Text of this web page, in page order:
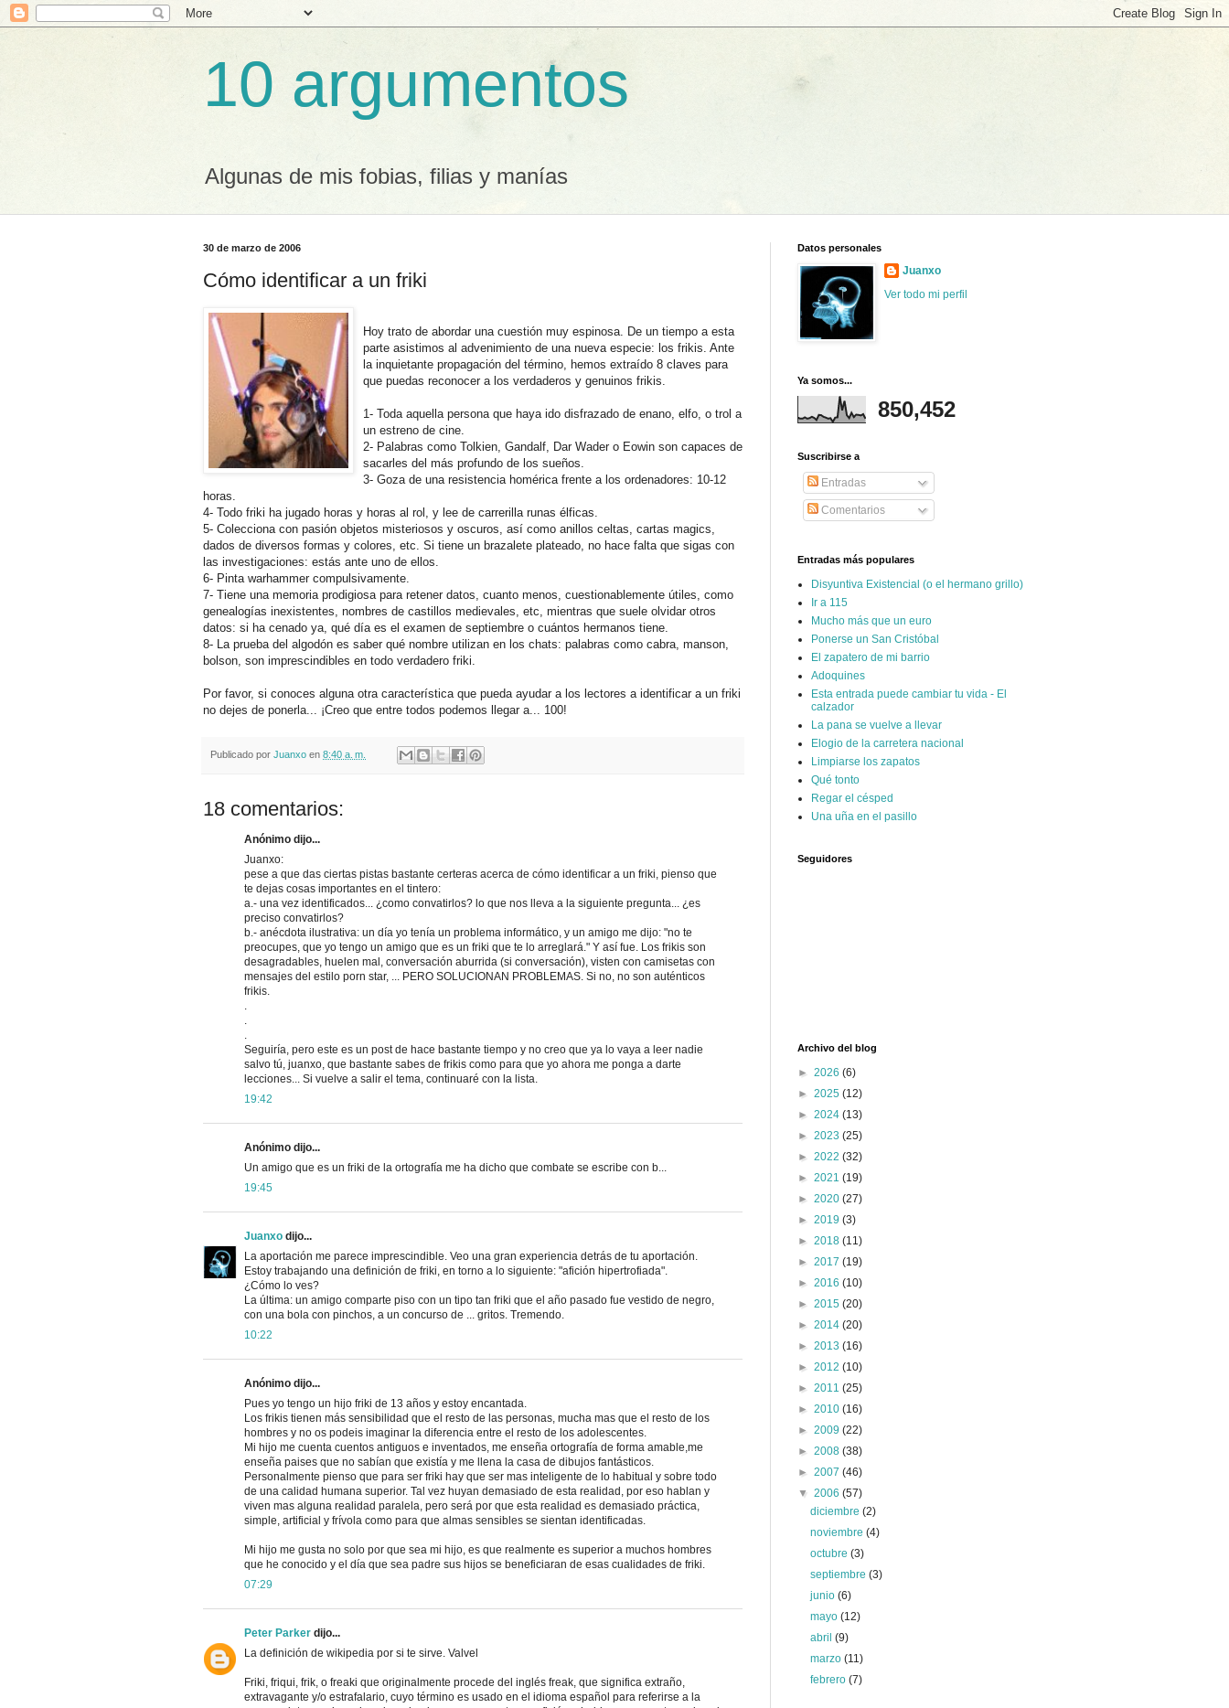
10 argumentos
Algunas de mis fobias, filias y manías
30 de marzo de 2006
Cómo identificar a un friki
Hoy trato de abordar una cuestión muy espinosa. De un tiempo a esta
parte asistimos al advenimiento de una nueva especie: los frikis. Ante
la inquietante propagación del término, hemos extraído 8 claves para
que puedas reconocer a los verdaderos y genuinos frikis.
1- Toda aquella persona que haya ido disfrazado de enano, elfo, o trol a
un estreno de cine.
2- Palabras como Tolkien, Gandalf, Dar Wader o Eowin son capaces de
sacarles del más profundo de los sueños.
3- Goza de una resistencia homérica frente a los ordenadores: 10-12
horas.
4- Todo friki ha jugado horas y horas al rol, y lee de carrerilla runas élficas.
5- Colecciona con pasión objetos misteriosos y oscuros, así como anillos celtas, cartas magics,
dados de diversos formas y colores, etc. Si tiene un brazalete plateado, no hace falta que sigas con
las investigaciones: estás ante uno de ellos.
6- Pinta warhammer compulsivamente.
7- Tiene una memoria prodigiosa para retener datos, cuanto menos, cuestionablemente útiles, como
genealogías inexistentes, nombres de castillos medievales, etc, mientras que suele olvidar otros
datos: si ha cenado ya, qué día es el examen de septiembre o cuántos hermanos tiene.
8- La prueba del algodón es saber qué nombre utilizan en los chats: palabras como cabra, manson,
bolson, son imprescindibles en todo verdadero friki.
Por favor, si conoces alguna otra característica que pueda ayudar a los lectores a identificar a un friki
no dejes de ponerla... ¡Creo que entre todos podemos llegar a... 100!
Publicado por Juanxo en 8:40 a. m.
18 comentarios:
Anónimo dijo...
Juanxo:
pese a que das ciertas pistas bastante certeras acerca de cómo identificar a un friki, pienso que
te dejas cosas importantes en el tintero:
a.- una vez identificados... ¿como convatirlos? lo que nos lleva a la siguiente pregunta... ¿es
preciso convatirlos?
b.- anécdota ilustrativa: un día yo tenía un problema informático, y un amigo me dijo: "no te
preocupes, que yo tengo un amigo que es un friki que te lo arreglará." Y así fue. Los frikis son
desagradables, huelen mal, conversación aburrida (si conversación), visten con camisetas con
mensajes del estilo porn star, ... PERO SOLUCIONAN PROBLEMAS. Si no, no son auténticos
frikis.
.
.
.
Seguiría, pero este es un post de hace bastante tiempo y no creo que ya lo vaya a leer nadie
salvo tú, juanxo, que bastante sabes de frikis como para que yo ahora me ponga a darte
lecciones... Si vuelve a salir el tema, continuaré con la lista.
19:42
Anónimo dijo...
Un amigo que es un friki de la ortografía me ha dicho que combate se escribe con b...
19:45
Juanxo dijo...
La aportación me parece imprescindible. Veo una gran experiencia detrás de tu aportación.
Estoy trabajando una definición de friki, en torno a lo siguiente: "afición hipertrofiada".
¿Cómo lo ves?
La última: un amigo comparte piso con un tipo tan friki que el año pasado fue vestido de negro,
con una bola con pinchos, a un concurso de ... gritos. Tremendo.
10:22
Anónimo dijo...
Pues yo tengo un hijo friki de 13 años y estoy encantada.
Los frikis tienen más sensibilidad que el resto de las personas, mucha mas que el resto de los
hombres y no os podeis imaginar la diferencia entre el resto de los adolescentes.
Mi hijo me cuenta cuentos antiguos e inventados, me enseña ortografía de forma amable,me
enseña paises que no sabían que existía y me llena la casa de dibujos fantásticos.
Personalmente pienso que para ser friki hay que ser mas inteligente de lo habitual y sobre todo
de una calidad humana superior. Tal vez huyan demasiado de esta realidad, por eso hablan y
viven mas alguna realidad paralela, pero será por que esta realidad es demasiado práctica,
simple, artificial y frívola como para que almas sensibles se sientan identificadas.
Mi hijo me gusta no solo por que sea mi hijo, es que realmente es superior a muchos hombres
que he conocido y el día que sea padre sus hijos se beneficiaran de esas cualidades de friki.
07:29
Peter Parker dijo...
La definición de wikipedia por si te sirve. Valvel
Friki, friqui, frik, o freaki que originalmente procede del inglés freak, que significa extraño,
extravagante y/o estrafalario, cuyo término es usado en el idioma español para referirse a la
Datos personales
Juanxo
Ver todo mi perfil
Ya somos...
850,452
Suscribirse a
Entradas
Comentarios
Entradas más populares
Disyuntiva Existencial (o el hermano grillo)
Ir a 115
Mucho más que un euro
Ponerse un San Cristóbal
El zapatero de mi barrio
Adoquines
Esta entrada puede cambiar tu vida - El
calzador
La pana se vuelve a llevar
Elogio de la carretera nacional
Limpiarse los zapatos
Qué tonto
Regar el césped
Una uña en el pasillo
Seguidores
Archivo del blog
► 2026 (6)
► 2025 (12)
► 2024 (13)
► 2023 (25)
► 2022 (32)
► 2021 (19)
► 2020 (27)
► 2019 (3)
► 2018 (11)
► 2017 (19)
► 2016 (10)
► 2015 (20)
► 2014 (20)
► 2013 (16)
► 2012 (10)
► 2011 (25)
► 2010 (16)
► 2009 (22)
► 2008 (38)
► 2007 (46)
▼ 2006 (57)
diciembre(2)
noviembre(4)
octubre(3)
septiembre(3)
junio(6)
mayo(12)
abril(9)
marzo(11)
febrero(7)